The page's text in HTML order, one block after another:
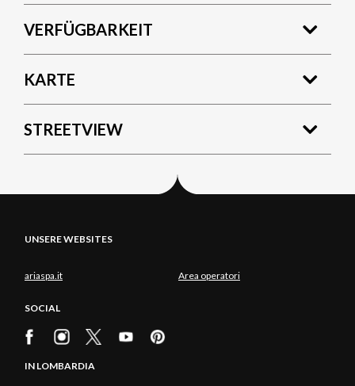
VERFÜGBARKEIT
KARTE
STREETVIEW
UNSERE WEBSITES
ariaspa.it Area operatori
SOCIAL
IN LOMBARDIA